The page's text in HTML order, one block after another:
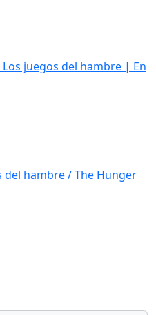
juegos del hambre | En
del hambre / The Hunger